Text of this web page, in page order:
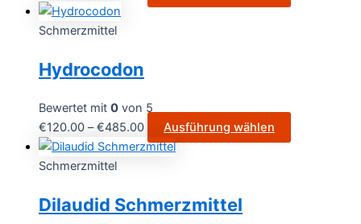
Schmerzmittel
Hydrocodon
Bewertet mit 0 von 5
€120.00 –€485.00 Ausführung wählen
Schmerzmittel
Dilaudid Schmerzmittel